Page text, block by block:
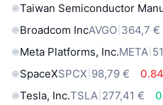
Taiwan Semiconductor
Broadcom IncAVGO 364,7 €
Meta Platforms, Inc.META
SpaceXSPCX 98,79 €
Tesla, Inc.TSLA 277,41 €